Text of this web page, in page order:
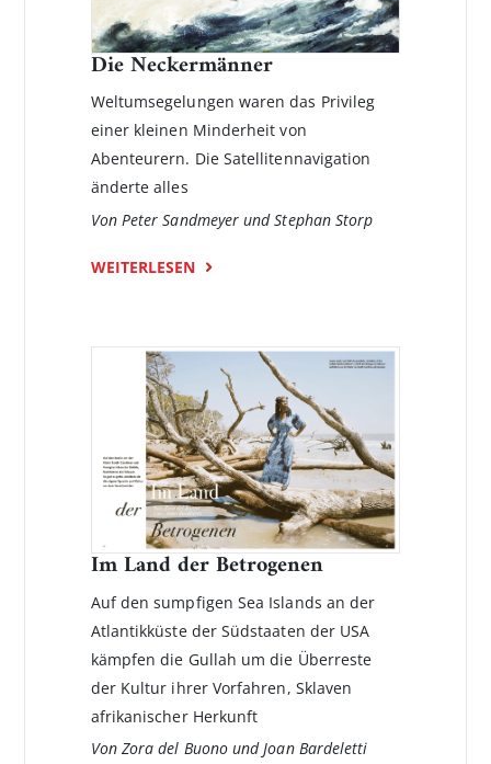
Die Neckermänner
Weltumsegelungen waren das Privileg
einer kleinen Minderheit von
Abenteurern. Die Satellitennavigation
änderte alles
Von Peter Sandmeyer und Stephan Storp
WEITERLESEN
Im Land der Betrogenen
Auf den sumpfigen Sea Islands an der
Atlantikküste der Südstaaten der USA
kämpfen die Gullah um die Überreste
der Kultur ihrer Vorfahren, Sklaven
afrikanischer Herkunft
Von Zora del Buono und Joan Bardeletti